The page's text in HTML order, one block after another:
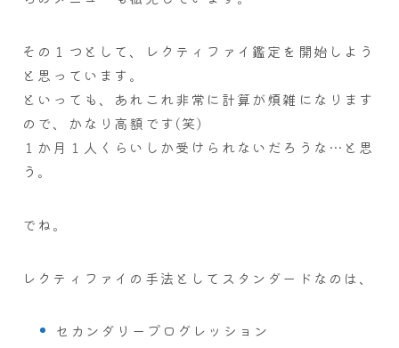
その１つとして、レクティファイ鑑定を開始しよう
と思っています。
といっても、あれこれ非常に計算が煩雑になります
ので、かなり高額です(笑)
１か月１人くらいしか受けられないだろうな…と思
う。
でね。
レクティファイの手法としてスタンダードなのは、
セカンダリープログレッション